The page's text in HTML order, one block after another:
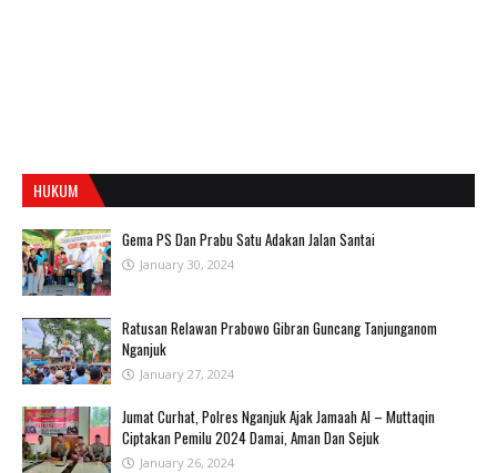
HUKUM
Gema PS Dan Prabu Satu Adakan Jalan Santai
January 30, 2024
Ratusan Relawan Prabowo Gibran Guncang Tanjunganom
Nganjuk
January 27, 2024
Jumat Curhat, Polres Nganjuk Ajak Jamaah Al – Muttaqin
Ciptakan Pemilu 2024 Damai, Aman Dan Sejuk
January 26, 2024